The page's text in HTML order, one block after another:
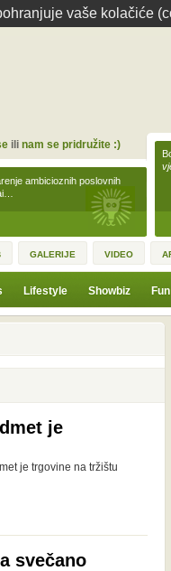
vaše kolačiće
ambicioznih poslovnih
ili nam se pridružite :)
GALERIJE VIDEO
Lifestyle Showbiz Fun
je
je trgovine na tržištu
svečano